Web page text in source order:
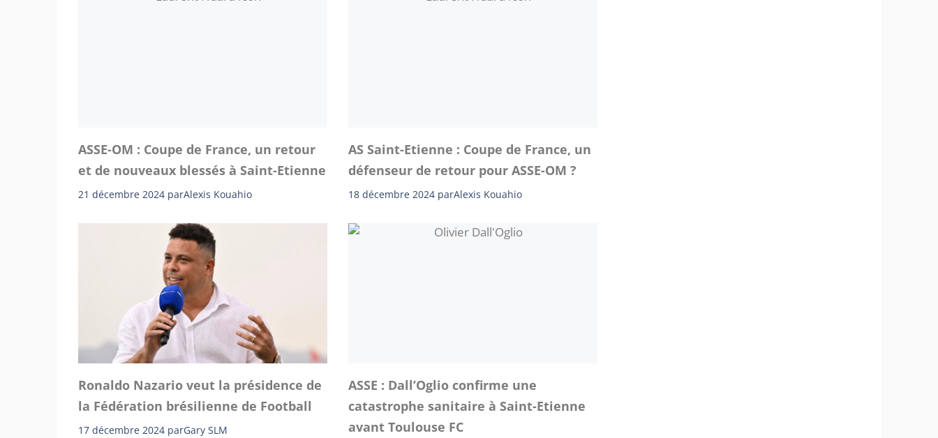
ASSE-OM : Coupe de France, un retour
et de nouveaux blessés à Saint-Etienne
21 décembre 2024 parAlexis Kouahio
AS Saint-Etienne : Coupe de France, un
défenseur de retour pour ASSE-OM ?
18 décembre 2024 parAlexis Kouahio
Ronaldo Nazario veut la présidence de
la Fédération brésilienne de Football
17 décembre 2024 parGary SLM
ASSE : Dall’Oglio confirme une
catastrophe sanitaire à Saint-Etienne
avant Toulouse FC